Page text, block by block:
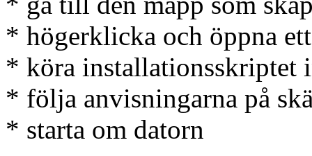
* högerklicka och öppna
* köra installationsskriptet
* följa anvisningarna på
* starta om datorn